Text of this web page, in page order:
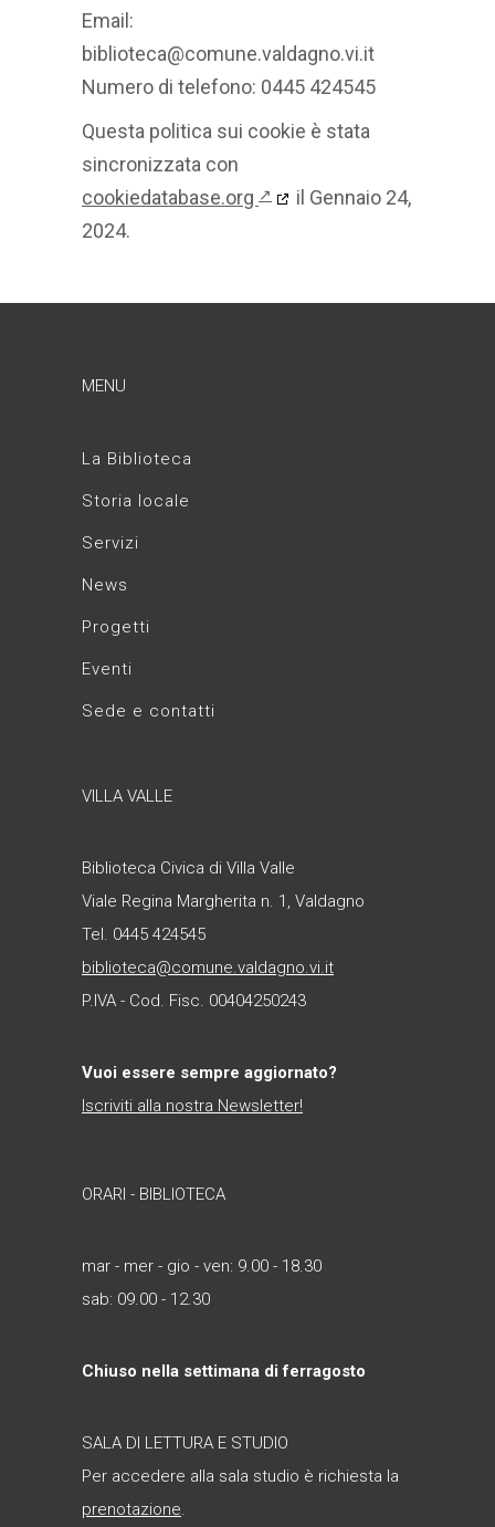
Email:
biblioteca@comune.valdagno.vi.it
Numero di telefono: 0445 424545
Questa politica sui cookie è stata
sincronizzata con
cookiedatabase.org ↗
il Gennaio 24,
2024.
MENU
La Biblioteca
Storia locale
Servizi
News
Progetti
Eventi
Sede e contatti
VILLA VALLE
Biblioteca Civica di Villa Valle
Viale Regina Margherita n. 1, Valdagno
Tel. 0445 424545
biblioteca@comune.valdagno.vi.it
P.IVA - Cod. Fisc. 00404250243
Vuoi essere sempre aggiornato?
Iscriviti alla nostra Newsletter!
ORARI - BIBLIOTECA
mar - mer - gio - ven: 9.00 - 18.30
sab: 09.00 - 12.30
Chiuso nella settimana di ferragosto
SALA DI LETTURA E STUDIO
Per accedere alla sala studio è richiesta la
prenotazione.